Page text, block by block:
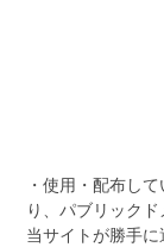
・使用・配布し
り、パブリック
当サイトが勝手に